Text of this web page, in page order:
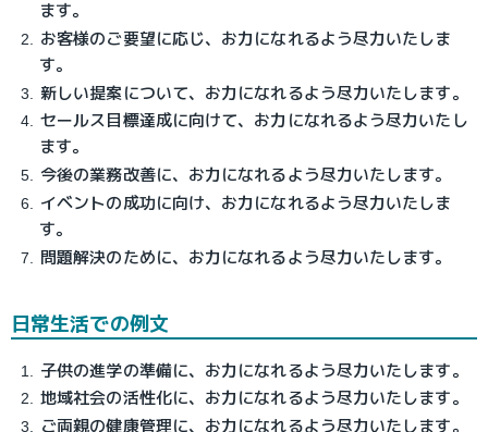
ます。
お客様のご要望に応じ、お力になれるよう尽力いたしま
す。
新しい提案について、お力になれるよう尽力いたします。
セールス目標達成に向けて、お力になれるよう尽力いたし
ます。
今後の業務改善に、お力になれるよう尽力いたします。
イベントの成功に向け、お力になれるよう尽力いたしま
す。
問題解決のために、お力になれるよう尽力いたします。
日常生活での例文
子供の進学の準備に、お力になれるよう尽力いたします。
地域社会の活性化に、お力になれるよう尽力いたします。
ご両親の健康管理に、お力になれるよう尽力いたします。